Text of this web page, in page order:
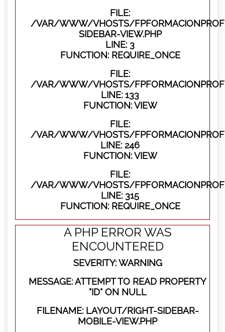
FILE:
/VAR/WWW/VHOSTS/
SIDEBAR-VIEW.PHP
LINE: 3
FUNCTION: REQUIRE_ONCE
FILE:
/VAR/WWW/VHOSTS/
LINE: 133
FUNCTION: VIEW
FILE:
/VAR/WWW/VHOSTS/
LINE: 246
FUNCTION: VIEW
FILE:
/VAR/WWW/VHOSTS/
LINE: 315
FUNCTION: REQUIRE_ONCE
A PHP ERROR WAS
ENCOUNTERED
SEVERITY: WARNING
MESSAGE: ATTEMPT TO READ PROPERTY
"ID" ON NULL
FILENAME: LAYOUT/RIGHT-SIDEBAR-
MOBILE-VIEW.PHP